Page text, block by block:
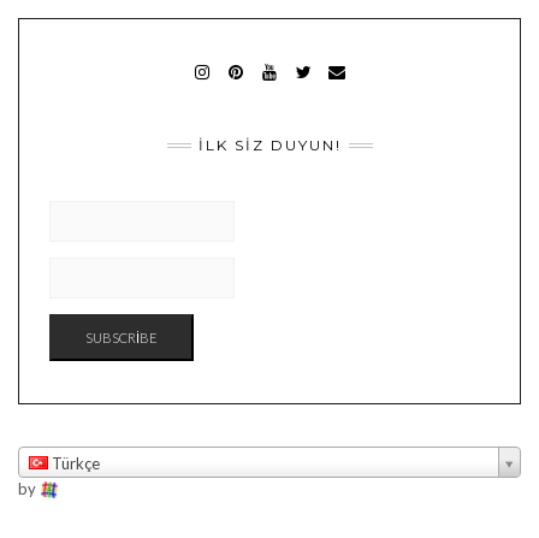
İLK SIZ DUYUN!
Türkçe
by